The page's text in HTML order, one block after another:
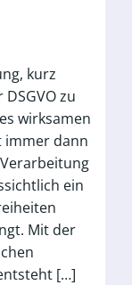
kurz
zu
wirksamen
immer dann
ein
Mit der
[…]